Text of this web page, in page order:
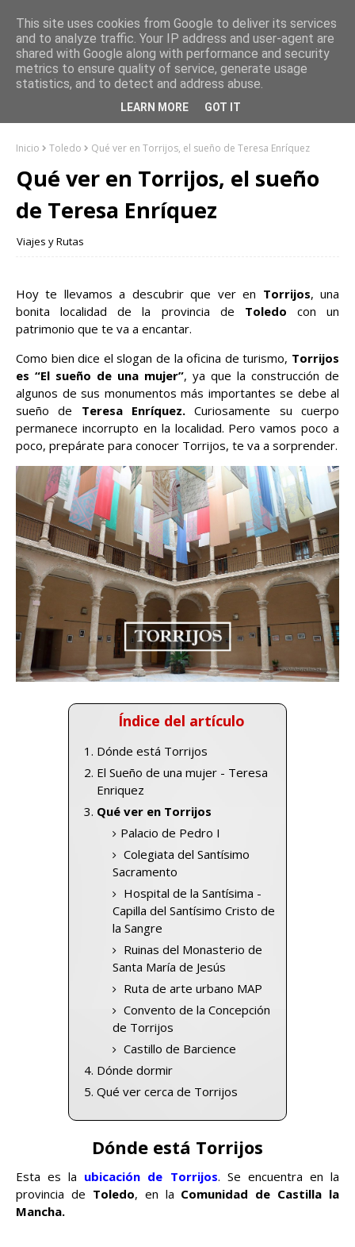
Inicio Toledo Qué ver en Torrijos, el sueño de Teresa Enríquez
Qué ver en Torrijos, el sueño
de Teresa Enríquez
Viajes y Rutas
Hoy te llevamos a descubrir que ver en Torrijos, una
bonita localidad de la provincia de Toledo con un
patrimonio que te va a encantar.
Como bien dice el slogan de la oficina de turismo, Torrijos
es “El sueño de una mujer”, ya que la construcción de
algunos de sus monumentos más importantes se debe al
sueño de Teresa Enríquez. Curiosamente su cuerpo
permanece incorrupto en la localidad. Pero vamos poco a
poco, prepárate para conocer Torrijos, te va a sorprender.
Índice del artículo
Dónde está Torrijos
El Sueño de una mujer - Teresa
Enriquez
Qué ver en Torrijos
Palacio de Pedro I
Colegiata del Santísimo
Sacramento
Hospital de la Santísima -
Capilla del Santísimo Cristo de
la Sangre
Ruinas del Monasterio de
Santa María de Jesús
Ruta de arte urbano MAP
Convento de la Concepción
de Torrijos
Castillo de Barcience
Dónde dormir
Qué ver cerca de Torrijos
Dónde está Torrijos
Esta es la ubicación de Torrijos. Se encuentra en la
provincia de Toledo, en la Comunidad de Castilla la
Mancha.
This site uses cookies from Google to deliver its services
and to analyze traffic. Your IP address and user-agent are
shared with Google along with performance and security
metrics to ensure quality of service, generate usage
statistics, and to detect and address abuse.
LEARN MORE GOT IT